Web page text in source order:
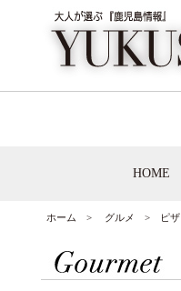
HOME
ホーム > グルメ > ピザ